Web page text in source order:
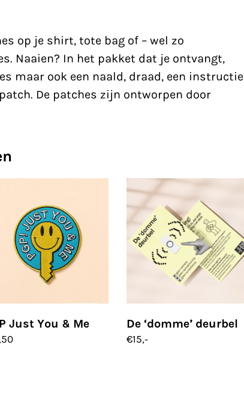
op je shirt, tote bag of – wel zo
Naaien? In het pakket dat je ontvangt,
maar ook een naald, draad, een instructie
De patches zijn ontworpen door
Just You & Me De ‘domme’ deurbel
€15,-